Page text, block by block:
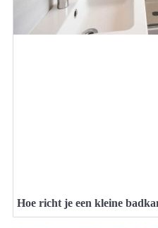
Hoe richt je een kleine